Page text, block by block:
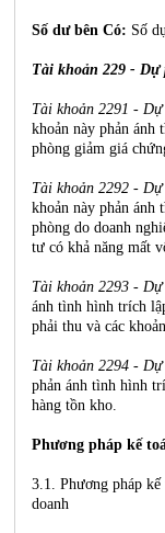
Số dư bên Có: Số
Tài khoản 229 - Dự
Tài khoản 2291 -
khoản này phản ánh
phòng giảm giá
Tài khoản 2292 -
khoản này phản ánh
phòng do doanh
tư có khả năng mất
Tài khoản 2293 -
ánh tình hình trích
phải thu và các
Tài khoản 2294 -
phản ánh tình hình
hàng tồn kho.
Phương pháp kế
3.1. Phương pháp
doanh